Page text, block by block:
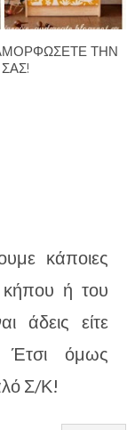
ΤΗΝ
κάποιες
ή του
άδεις είτε
Έτσι όμως
Σ/Κ!